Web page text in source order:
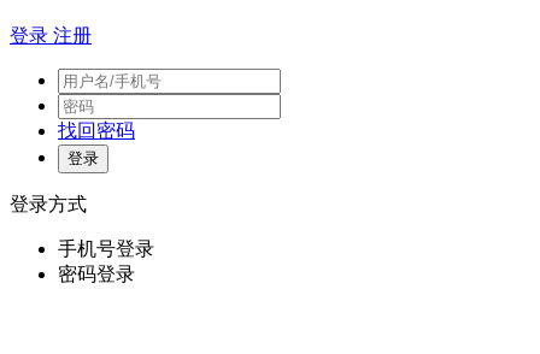
登录 注册
找回密码
登录方式
手机号登录
密码登录